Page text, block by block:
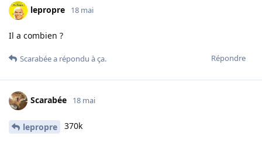
lepropre 18 mai
Il a combien ?
Répondre
Scarabéea répondu à ça.
Scarabée 18 mai
lepropre 370k